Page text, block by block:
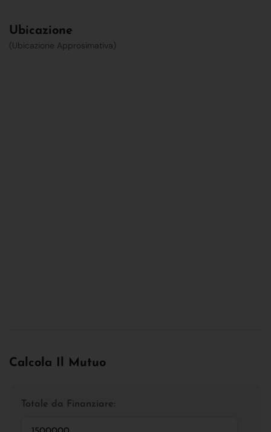
Ubicazione
(Ubicazione Approsimativa)
Calcola Il Mutuo
Totale da Finanziare: